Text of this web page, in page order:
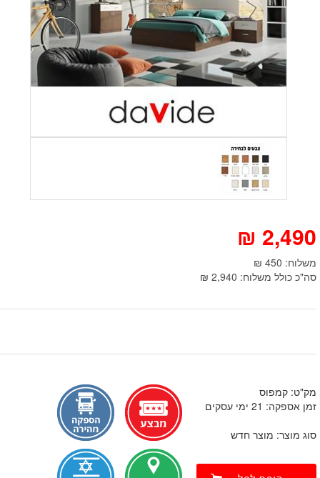
2,490
₪
משלוח: 450 ₪
סה"כ כולל משלוח: 2,940 ₪
מק"ט: קמפוס
זמן אספקה: 21 ימי עסקים
סוג מוצר: מוצר חדש